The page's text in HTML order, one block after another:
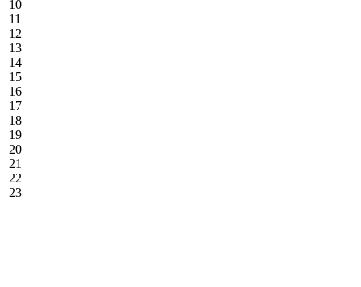
10
11
12
13
14
15
16
17
18
19
20
21
22
23